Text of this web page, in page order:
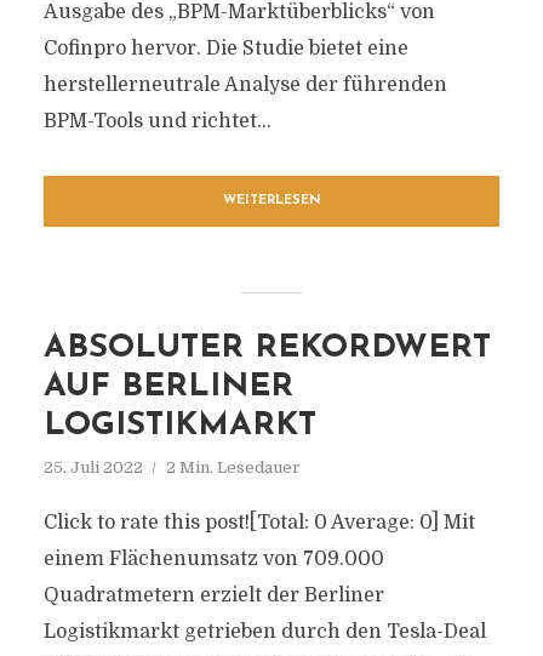
Ausgabe des „BPM-Marktüberblicks“ von
Cofinpro hervor. Die Studie bietet eine
herstellerneutrale Analyse der führenden
BPM-Tools und richtet...
WEITERLESEN
ABSOLUTER REKORDWERT
AUF BERLINER
LOGISTIKMARKT
25. Juli 2022 2 Min. Lesedauer
Click to rate this post![Total: 0 Average: 0] Mit
einem Flächenumsatz von 709.000
Quadratmetern erzielt der Berliner
Logistikmarkt getrieben durch den Tesla-Deal